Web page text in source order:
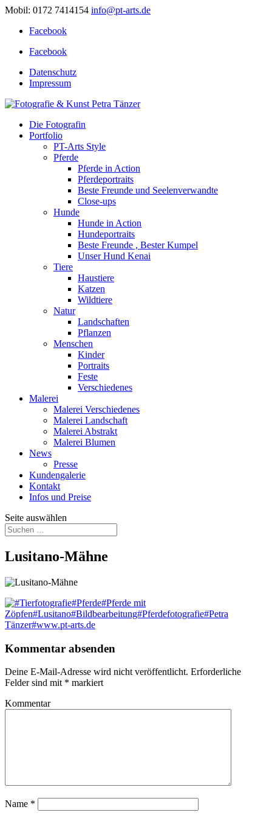
Mobil: 0172 7414154 info@pt-arts.de
Facebook
Facebook
Datenschutz
Impressum
Die Fotografin
Portfolio
PT-Arts Style
Pferde
Pferde in Action
Pferdeportraits
Beste Freunde und Seelenverwandte
Close-ups
Hunde
Hunde in Action
Hundeportraits
Beste Freunde , Bester Kumpel
Unser Hund Kenai
Tiere
Haustiere
Katzen
Wildtiere
Natur
Landschaften
Pflanzen
Menschen
Kinder
Portraits
Feste
Verschiedenes
Malerei
Malerei Verschiedenes
Malerei Landschaft
Malerei Abstrakt
Malerei Blumen
News
Presse
Kundengalerie
Kontakt
Infos und Preise
Seite auswählen
Lusitano-Mähne
Kommentar absenden
Deine E-Mail-Adresse wird nicht veröffentlicht. Erforderliche
Felder sind mit * markiert
Kommentar
Name *